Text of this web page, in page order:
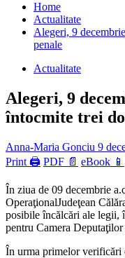
Home
Actualitate
Alegeri, 9
penale
Actualitate
Alegeri, 9
întocmite trei
Anna-Maria Gonciu 9
Print 🖨 PDF 📄 eBook 📱
În ziua de 09 decembrie
OperaţionalJudeţean
posibile încălcări ale legii,
pentru Camera
În urma primelor verificări